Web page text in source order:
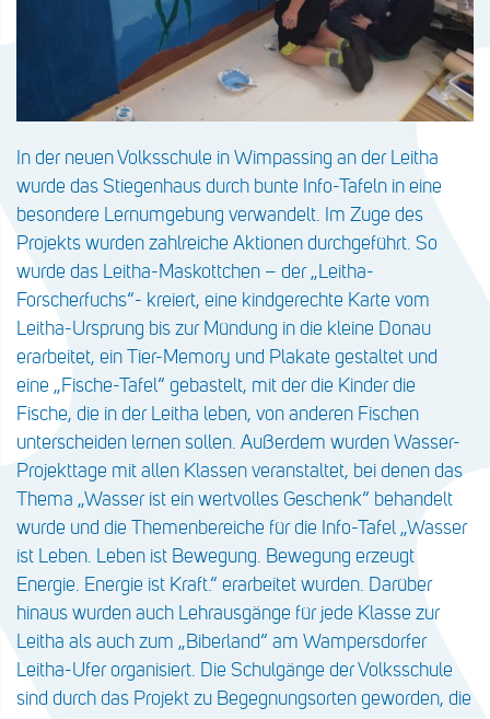
In der neuen Volksschule in Wimpassing an der Leitha
wurde das Stiegenhaus durch bunte Info-Tafeln in eine
besondere Lernumgebung verwandelt. Im Zuge des
Projekts wurden zahlreiche Aktionen durchgeführt. So
wurde das Leitha-Maskottchen – der „Leitha-
Forscherfuchs“- kreiert, eine kindgerechte Karte vom
Leitha-Ursprung bis zur Mündung in die kleine Donau
erarbeitet, ein Tier-Memory und Plakate gestaltet und
eine „Fische-Tafel“ gebastelt, mit der die Kinder die
Fische, die in der Leitha leben, von anderen Fischen
unterscheiden lernen sollen. Außerdem wurden Wasser-
Projekttage mit allen Klassen veranstaltet, bei denen das
Thema „Wasser ist ein wertvolles Geschenk“ behandelt
wurde und die Themenbereiche für die Info-Tafel „Wasser
ist Leben. Leben ist Bewegung. Bewegung erzeugt
Energie. Energie ist Kraft.“ erarbeitet wurden. Darüber
hinaus wurden auch Lehrausgänge für jede Klasse zur
Leitha als auch zum „Biberland“ am Wampersdorfer
Leitha-Ufer organisiert. Die Schulgänge der Volksschule
sind durch das Projekt zu Begegnungsorten geworden, die